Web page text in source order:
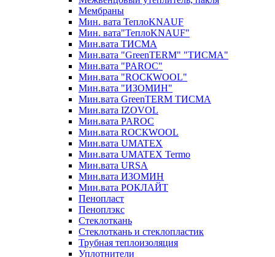
Мембраны
Мин. вата ТеплоKNAUF
Мин. вата"ТеплоKNAUF"
Мин.вата ТИСМА
Мин.вата "GreenTERM" "ТИСМА"
Мин.вата "PAROC"
Мин.вата "ROCКWOOL"
Мин.вата "ИЗОМИН"
Мин.вата GreenTERM ТИСМА
Мин.вата IZOVOL
Мин.вата PAROC
Мин.вата ROCКWOOL
Мин.вата UMATEX
Мин.вата UMATEX Termo
Мин.вата URSA
Мин.вата ИЗОМИН
Мин.вата РОКЛАЙТ
Пенопласт
Пеноплэкс
Стеклоткань
Стеклоткань и стеклопластик
Трубная теплоизоляция
Уплотнители